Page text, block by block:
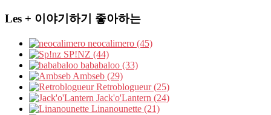
Les + 이야기하기 좋아하는
neocalimero (45)
SP!NZ (44)
bababaloo (33)
Ambseb (29)
Retroblogueur (25)
Jack'o'Lantern (24)
Linanounette (21)